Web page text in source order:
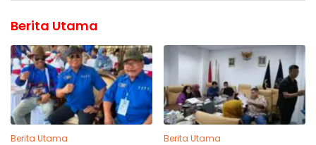
Berita Utama
Berita Utama Berita Utama